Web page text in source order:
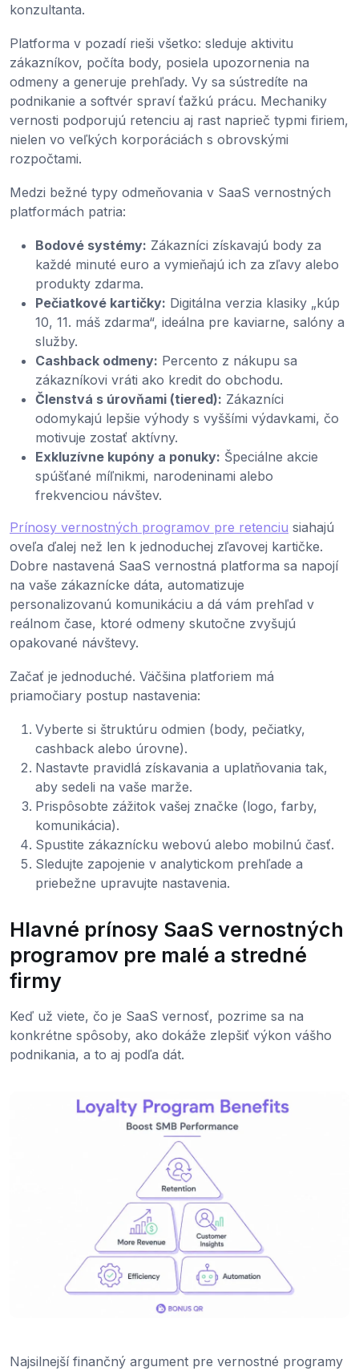
konzultanta.
Platforma v pozadí rieši všetko: sleduje aktivitu
zákazníkov, počíta body, posiela upozornenia na
odmeny a generuje prehľady. Vy sa sústredíte na
podnikanie a softvér spraví ťažkú prácu. Mechaniky
vernosti podporujú retenciu aj rast naprieč typmi firiem,
nielen vo veľkých korporáciách s obrovskými
rozpočtami.
Medzi bežné typy odmeňovania v SaaS vernostných
platformách patria:
Bodové systémy: Zákazníci získavajú body za
každé minuté euro a vymieňajú ich za zľavy alebo
produkty zdarma.
Pečiatkové kartičky: Digitálna verzia klasiky „kúp
10, 11. máš zdarma“, ideálna pre kaviarne, salóny a
služby.
Cashback odmeny: Percento z nákupu sa
zákazníkovi vráti ako kredit do obchodu.
Členstvá s úrovňami (tiered): Zákazníci
odomykajú lepšie výhody s vyššími výdavkami, čo
motivuje zostať aktívny.
Exkluzívne kupóny a ponuky: Špeciálne akcie
spúšťané míľnikmi, narodeninami alebo
frekvenciou návštev.
Prínosy vernostných programov pre retenciu siahajú
oveľa ďalej než len k jednoduchej zľavovej kartičke.
Dobre nastavená SaaS vernostná platforma sa napojí
na vaše zákaznícke dáta, automatizuje
personalizovanú komunikáciu a dá vám prehľad v
reálnom čase, ktoré odmeny skutočne zvyšujú
opakované návštevy.
Začať je jednoduché. Väčšina platforiem má
priamočiary postup nastavenia:
Vyberte si štruktúru odmien (body, pečiatky,
cashback alebo úrovne).
Nastavte pravidlá získavania a uplatňovania tak,
aby sedeli na vaše marže.
Prispôsobte zážitok vašej značke (logo, farby,
komunikácia).
Spustite zákaznícku webovú alebo mobilnú časť.
Sledujte zapojenie v analytickom prehľade a
priebežne upravujte nastavenia.
Hlavné prínosy SaaS vernostných
programov pre malé a stredné
firmy
Keď už viete, čo je SaaS vernosť, pozrime sa na
konkrétne spôsoby, ako dokáže zlepšiť výkon vášho
podnikania, a to aj podľa dát.
Najsilnejší finančný argument pre vernostné programy